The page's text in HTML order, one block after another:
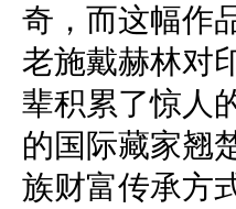
奇，而这幅作
老施戴赫林对
辈积累了惊人
的国际藏家翘
族财富传承方